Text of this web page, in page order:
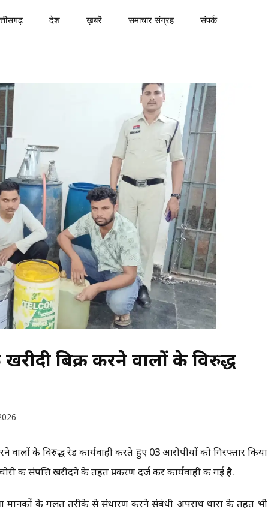
देश ख़बरें समाचार संग्रह संपर्क
बिक्री करने वालों के विरुद्ध
वालों के विरुद्ध रेड कार्यवाही करते हुए 03 आरोपीयों को गिरफ्तार किया
की संपत्ति खरीदने के तहत प्रकरण दर्ज कर कार्यवाही की गई है.
मानकों के गलत तरीके से संधारण करने संबंधी अपराध धारा के तहत भी